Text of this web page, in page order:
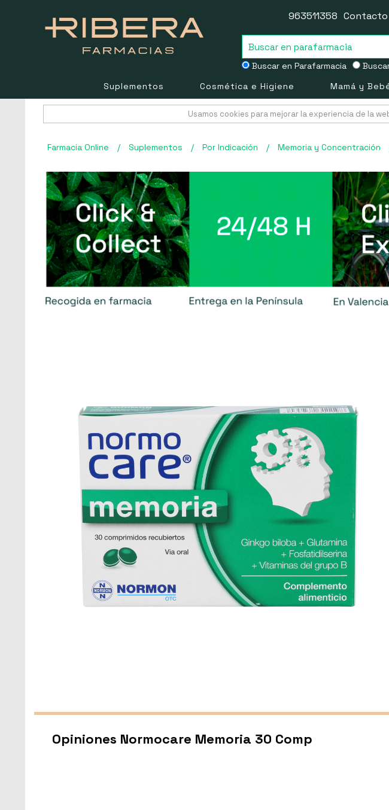
Buscar en Parafarmacia
963511358 Contacto
Suplementos Cosmética e Higiene Mamá y
Usamos cookies para mejorar la experiencia de la
Farmacia Online / Suplementos / Por Indicación / Memoria y Concentración
Opiniones Normocare Memoria 30 Comp